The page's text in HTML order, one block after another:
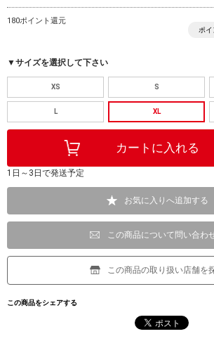
180ポイント還元
ポ
▼サイズを選択して下さい
XS S
L XL
1日～3日で発送予定
お気に入りへ追加する
この商品について問い合わ
この商品の取り扱い店舗を
この商品をシェアする